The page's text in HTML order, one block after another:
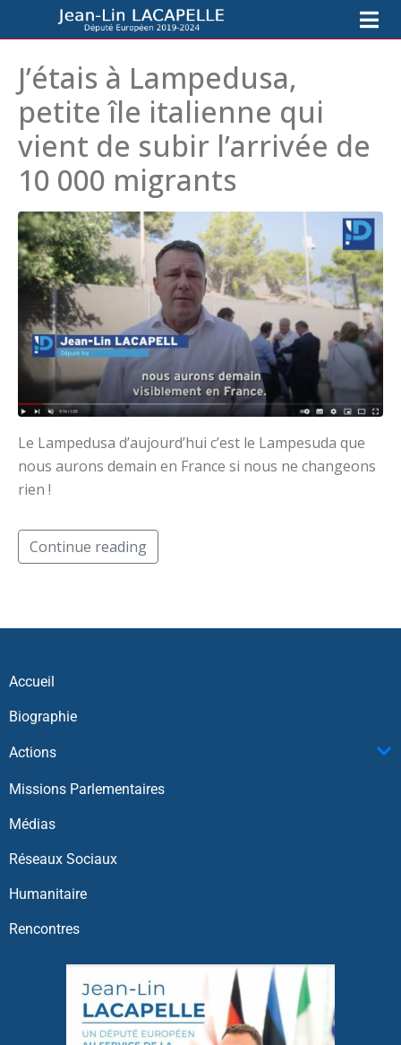
J’étais à Lampedusa,
petite île italienne qui
vient de subir l’arrivée de
10 000 migrants
Le Lampedusa d’aujourd’hui c’est le Lampesuda que
nous aurons demain en France si nous ne changeons
rien !
Continue reading
Accueil
Biographie
Actions
Missions Parlementaires
Médias
Réseaux Sociaux
Humanitaire
Rencontres